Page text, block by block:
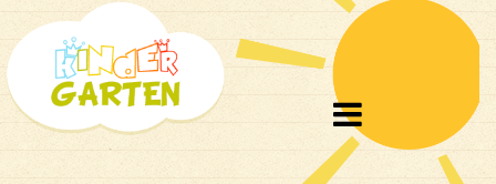
Toggle
navigation
